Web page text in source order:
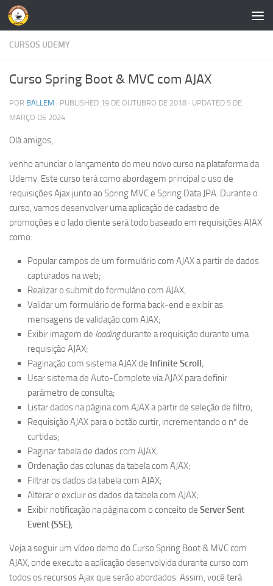
Skip to content
CURSOS UDEMY
Curso Spring Boot & MVC com AJAX
POR BALLEM · PUBLISHED 19 DE OUTUBRO DE 2018 · UPDATED 5 DE
MARÇO DE 2024
Olá amigos,
venho anunciar o lançamento do meu novo curso na plataforma da
Udemy. Este curso terá como abordagem principal o uso de
requisições Ajax junto ao Spring MVC e Spring Data JPA. Durante o
curso, vamos desenvolver uma aplicação de cadastro de
promoções e o lado cliente será todo baseado em requisições AJAX
como:
Popular campos de um formulário com AJAX a partir de dados
capturados na web;
Realizar o submit do formulário com AJAX;
Validar um formulário de forma back-end e exibir as
mensagens de validação com AJAX;
Exibir imagem de loadingdurante a requisição durante uma
requisição AJAX;
Paginação com sistema AJAX de Infinite Scroll;
Usar sistema de Auto-Complete via AJAX para definir
parâmetro de consulta;
Listar dados na página com AJAX a partir de seleção de filtro;
Requisição AJAX para o botão curtir, incrementando o nº de
curtidas;
Paginar tabela de dados com AJAX;
Ordenação das colunas da tabela com AJAX;
Filtrar os dados da tabela com AJAX;
Alterar e excluir os dados da tabela com AJAX;
Exibir notificação na página com o conceito de Server Sent
Event (SSE);
Veja a seguir um vídeo demo do Curso Spring Boot & MVC com
AJAX, onde executo a aplicação desenvolvida durante curso com
todos os recursos Ajax que serão abordados. Assim, você terá